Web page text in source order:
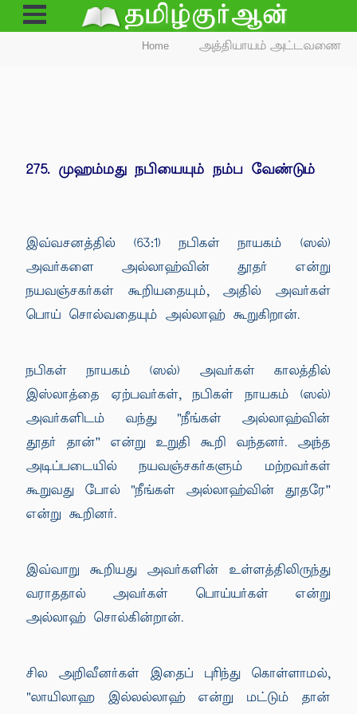
Open
Menu
Home அத்தியாயம் அட்டவணை
275. முஹம்மது நபியையும் நம்ப வேண்டும்
இவ்வசனத்தில் (63:1) நபிகள் நாயகம் (ஸல்)
அவர்களை அல்லாஹ்வின் தூதர் என்று
நயவஞ்சகர்கள் கூறியதையும், அதில் அவர்கள்
பொய் சொல்வதையும் அல்லாஹ் கூறுகிறான்.
நபிகள் நாயகம் (ஸல்) அவர்கள் காலத்தில்
இஸ்லாத்தை ஏற்பவர்கள், நபிகள் நாயகம் (ஸல்)
அவர்களிடம் வந்து "நீங்கள் அல்லாஹ்வின்
தூதர் தான்'' என்று உறுதி கூறி வந்தனர். அந்த
அடிப்படையில் நயவஞ்சகர்களும் மற்றவர்கள்
கூறுவது போல் "நீங்கள் அல்லாஹ்வின் தூதரே''
என்று கூறினர்.
இவ்வாறு கூறியது அவர்களின் உள்ளத்திலிருந்து
வராததால் அவர்கள் பொய்யர்கள் என்று
அல்லாஹ் சொல்கின்றான்.
சில அறிவீனர்கள் இதைப் புரிந்து கொள்ளாமல்,
"லாயிலாஹ இல்லல்லாஹ் என்று மட்டும் தான்